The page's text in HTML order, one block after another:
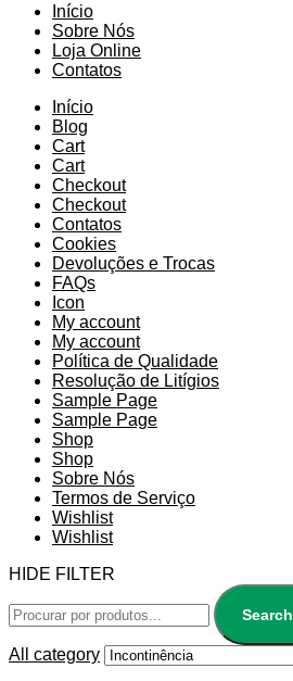
Início
Sobre Nós
Loja Online
Contatos
Início
Blog
Cart
Cart
Checkout
Checkout
Contatos
Cookies
Devoluções e Trocas
FAQs
Icon
My account
My account
Política de Qualidade
Resolução de Litígios
Sample Page
Sample Page
Shop
Shop
Sobre Nós
Termos de Serviço
Wishlist
Wishlist
HIDE FILTER
Search
All category